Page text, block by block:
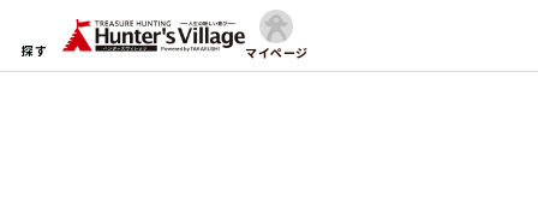
探す マイページ